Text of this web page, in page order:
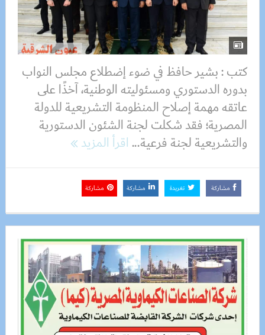
كتب : بشير حافظ في ضوء إضطلاع مجلس النواب
بدوره الدستوري ومسئوليته الوطنية، آخذًا على
عاتقه مهمة إصلاح المنظومة التشريعية للدولة
المصرية؛ فقد شكلت لجنة الشئون الدستورية
والتشريعية لجنة فرعية...اقرأ المزيد
مشاركة تغريدة مشاركة مشاركة